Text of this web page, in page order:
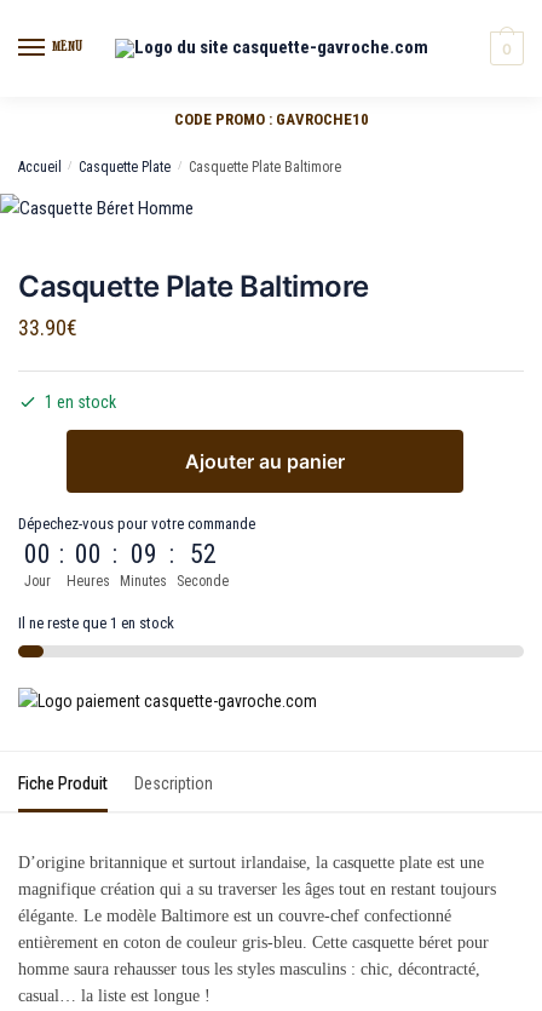
MENU 0
CODE PROMO : GAVROCHE10
Accueil / Casquette Plate / Casquette Plate Baltimore
Casquette Plate Baltimore
33.90€
1 en stock
Ajouter au panier
Dépechez-vous pour votre commande
00
Jour
: 00
Heures
: 09
Minutes
: 52
Seconde
Il ne reste que 1 en stock
Fiche Produit Description
D’origine britannique et surtout irlandaise, la casquette plate est une
magnifique création qui a su traverser les âges tout en restant toujours
élégante. Le modèle Baltimore est un couvre-chef confectionné
entièrement en coton de couleur gris-bleu. Cette casquette béret pour
homme saura rehausser tous les styles masculins : chic, décontracté,
casual… la liste est longue !